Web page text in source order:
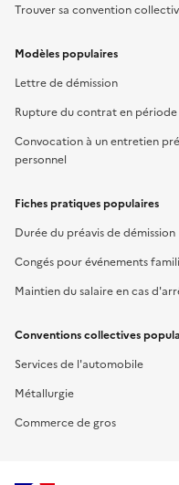
Trouver sa convention
Modèles populaires
Lettre de démission
Rupture du contrat en période
Convocation à un entretien
personnel
Fiches pratiques populaires
Durée du préavis de démission
Congés pour événements
Maintien du salaire en cas
Conventions collectives
Services de l'automobile
Métallurgie
Commerce de gros